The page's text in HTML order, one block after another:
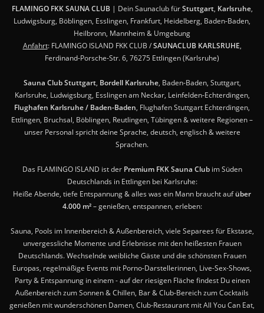
FLAMINGO FKK SAUNA CLUB| Dein Saunaclub fürStuttgart, Karlsruhe,
Ludwigsburg, Böblingen, Esslingen, Frankfurt, Heidelberg, Baden-Baden,
Heilbronn, Mannheim & Umgebung
Anfahrt: FLAMINGO ISLAND FKK CLUB /SAUNACLUB KARLSRUHE,
Ferdinand-Porsche-Str. 6, 76275 Ettlingen (Karlsruhe)
Sauna Club Stuttgart, Bordell Karlsruhe, Baden-Baden, Stuttgart,
Karlsruhe, Ludwigsburg, Esslingen am Neckar, Leinfelden-Echterdingen,
Flughafen Karlsruhe / Baden-Baden, Flughafen Stuttgart Echterdingen,
Ettlingen, Bruchsal, Böblingen, Reutlingen, Tübingen & weitere Regionen –
unser Personal spricht deine Sprache, deutsch, englisch & weitere
Sprachen.
Das FLAMINGO ISLAND ist der Premium FKK Sauna Clubim Süden
Deutschlands in Ettlingen bei Karlsruhe:
Heiße Abende, tiefe Entspannung & alles was ein Mann braucht aufüber
4.000 m²– genießen, entspannen, erleben:
Sauna, Pools im Innenbereich & Außenbereich, viele Separees für Ekstase,
unvergessliche Momente und Erlebnisse mit den heißesten Frauen
Deutschlands. Wechselnde weibliche Gäste und die schönsten Frauen
Europas, regelmäßige Events mit Porno-Darstellerinnen, Live-Sex-Shows,
Party & Entspannung in einem - auf der riesigen Fläche findest Du einen
Außenbereich zum Sonnen & Chillen, Bar & Club-Bereich zum Cocktails
genießen mit wunderschönen Damen, Club-Restaurant mit All You Can Eat,